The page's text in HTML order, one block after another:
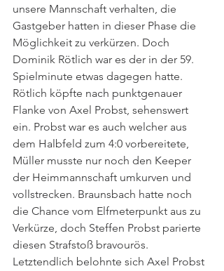
unsere Mannschaft verhalten, die
Gastgeber hatten in dieser Phase die
Möglichkeit zu verkürzen. Doch
Dominik Rötlich war es der in der 59.
Spielminute etwas dagegen hatte.
Rötlich köpfte nach punktgenauer
Flanke von Axel Probst, sehenswert
ein. Probst war es auch welcher aus
dem Halbfeld zum 4:0 vorbereitete,
Müller musste nur noch den Keeper
der Heimmannschaft umkurven und
vollstrecken. Braunsbach hatte noch
die Chance vom Elfmeterpunkt aus zu
Verkürze, doch Steffen Probst parierte
diesen Strafstoß bravourös.
Letztendlich belohnte sich Axel Probst